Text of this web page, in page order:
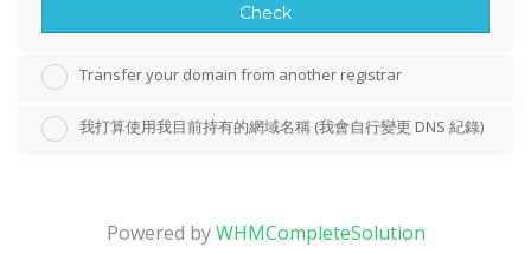
Check
Transfer your domain from another registrar
我打算使用我目前持有的網域名稱 (我會自行變更 DNS 紀錄)
Powered byWHMCompleteSolution